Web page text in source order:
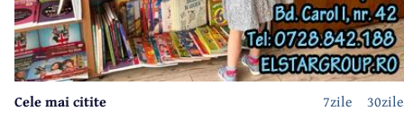
30zile
7zile
Cele mai citite